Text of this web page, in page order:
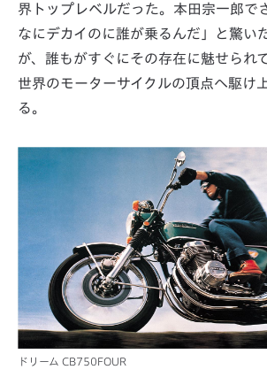
界トップレベルだった。本田宗一郎で
なにデカイのに誰が乗るんだ」と驚い
が、誰もがすぐにその存在に魅せられ
世界のモーターサイクルの頂点へ駆け
る。
ドリーム CB750FOUR